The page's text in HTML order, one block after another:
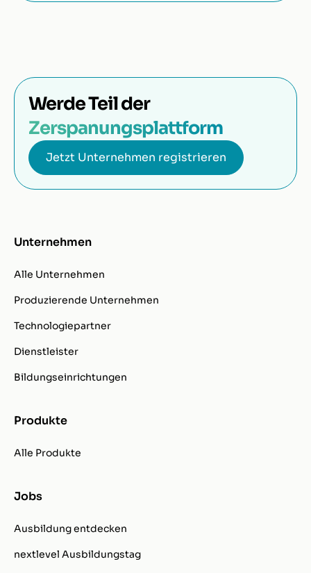
Werde Teil der
Zerspanungsplattform
Jetzt Unternehmen registrieren
Unternehmen
Alle Unternehmen
Produzierende Unternehmen
Technologiepartner
Dienstleister
Bildungseinrichtungen
Produkte
Alle Produkte
Jobs
Ausbildung entdecken
nextlevel Ausbildungstag